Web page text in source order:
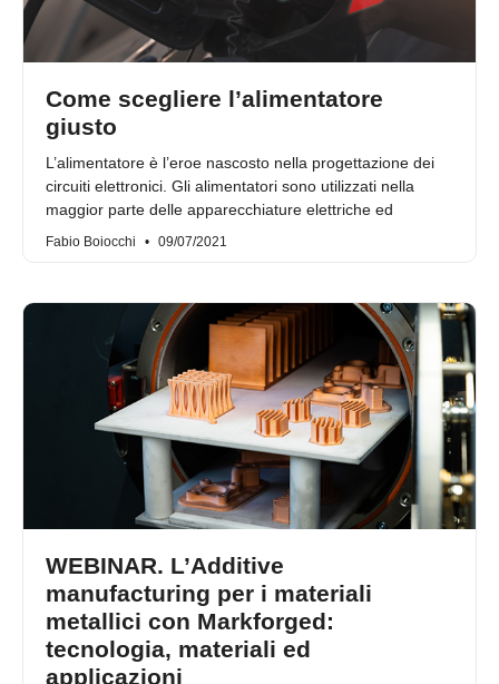
Come scegliere l’alimentatore
giusto
L’alimentatore è l’eroe nascosto nella progettazione dei
circuiti elettronici. Gli alimentatori sono utilizzati nella
maggior parte delle apparecchiature elettriche ed
Fabio Boiocchi 09/07/2021
WEBINAR. L’Additive
manufacturing per i materiali
metallici con Markforged:
tecnologia, materiali ed
applicazioni